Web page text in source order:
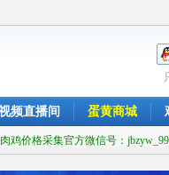
频直播间 蛋黄商城
肉鸡价格采集官方微信号：